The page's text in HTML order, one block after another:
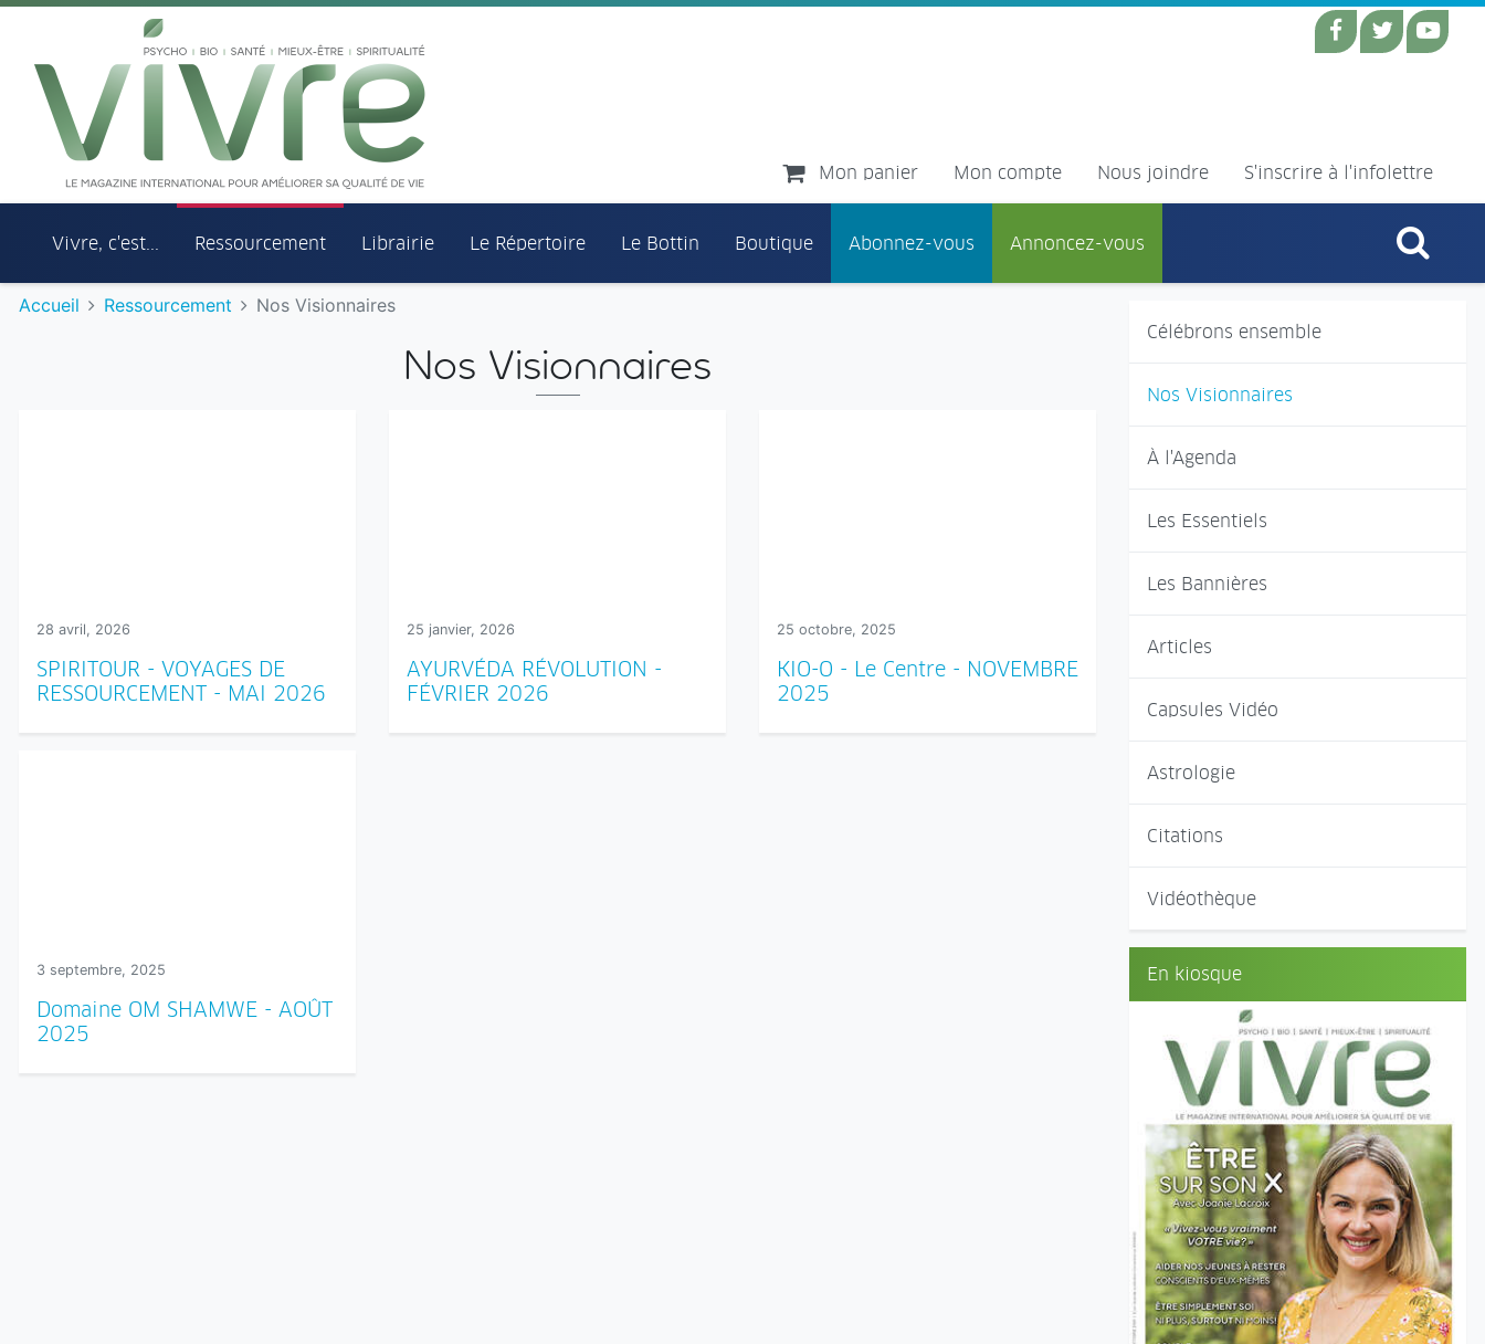
Aller au menu principal
Aller au contenu principal
Mon panier Mon compte Nous joindre S'inscrire à l'infolettre
Vivre, c'est... Ressourcement Librairie Le Répertoire Le Bottin Boutique Abonnez-vous Annoncez-vous
Célébrons ensemble
Nos Visionnaires
À l'Agenda
Les Essentiels
Les Bannières
Articles
Capsules Vidéo
Astrologie
Citations
Vidéothèque
En kiosque
Accueil Ressourcement Nos Visionnaires
Nos Visionnaires
28 avril, 2026
SPIRITOUR - VOYAGES DE
RESSOURCEMENT - MAI 2026
25 janvier, 2026
AYURVÉDA RÉVOLUTION -
FÉVRIER 2026
25 octobre, 2025
KIO-O - Le Centre - NOVEMBRE
2025
3 septembre, 2025
Domaine OM SHAMWE - AOÛT
2025